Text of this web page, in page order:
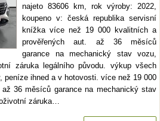
najeto 83606 km, rok výroby: 2022,
koupeno v: česká republika servisní
knížka více než 19 000 kvalitních a
prověřených aut. až 36 měsíců
garance na mechanický stav vozu,
záruka legálního původu. výkup všech
peníze ihned a v hotovosti. více než 19 000
36 měsíců garance na mechanický stav
záruka…